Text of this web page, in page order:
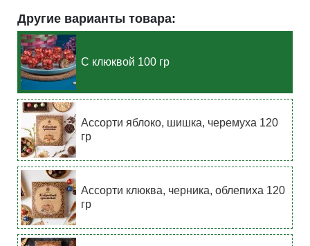
Другие варианты товара:
С клюквой 100 гр
Ассорти яблоко, шишка, черемуха 120
гр
Ассорти клюква, черника, облепиха 120
гр